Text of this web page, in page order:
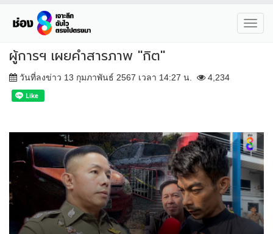
ผู้การฯ เผยคำสารภาพ "กิต"
วันที่ลงข่าว 13 กุมภาพันธ์ 2567 เวลา 14:27 น. 4,234